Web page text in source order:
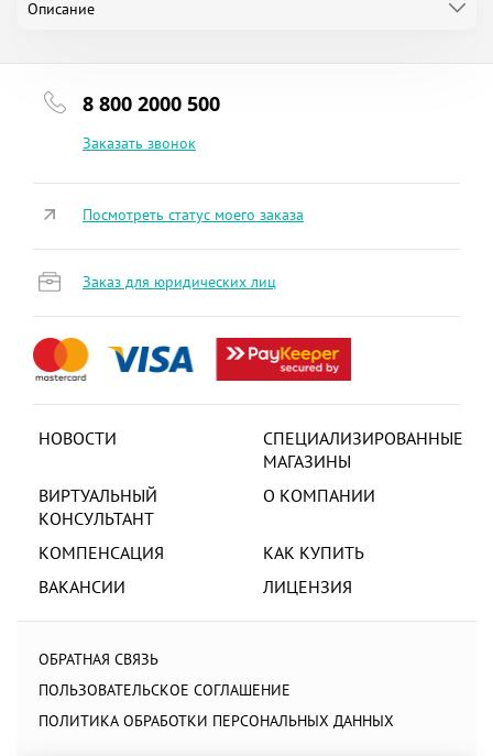
Описание
8 800 2000 500
Заказать звонок
НОВОСТИ
СПЕЦИАЛИЗИРОВАННЫЕ
МАГАЗИНЫ
ВИРТУАЛЬНЫЙ
КОНСУЛЬТАНТ
О КОМПАНИИ
КОМПЕНСАЦИЯ
КАК КУПИТЬ
ВАКАНСИИ
ЛИЦЕНЗИЯ
ОБРАТНАЯ СВЯЗЬ
ПОЛЬЗОВАТЕЛЬСКОЕ СОГЛАШЕНИЕ
ПОЛИТИКА ОБРАБОТКИ ПЕРСОНАЛЬНЫХ ДАННЫХ
Посмотреть статус моего заказа
Заказ для юридических лиц